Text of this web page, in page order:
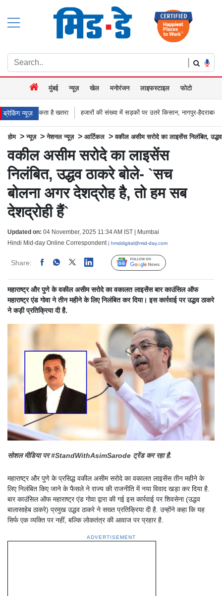
|
मुंबई न्यूज़ खेल मनोरंजन लाइफस्टाइल फोटो
ब्रेकिंग न्यूज़हजारों की संख्या में सड़कों पर उतरे किसान, नागपुर-हैदराबाद राजमार्ग किया जाम,
होम >न्यूज़ >नेशनल न्यूज़ > आर्टिकल >वकील असीम सरोदे का लाइसेंस निलंबित,
वकील असीम सरोदे का लाइसेंस
निलंबित, उद्धव ठाकरे बोले- `सच
बोलना अगर देशद्रोह है, तो हम सब
देशद्रोही हैं`
Updated on: 04 November, 2025 11:34 AM IST | Mumbai
Hindi Mid-day Online Correspondent | hmddigital@mid-day.com
Share: Linked Follow Us
महाराष्ट्र और पुणे के वकील असीम सरोदे का वकालत लाइसेंस बार काउंसिल ऑफ
महाराष्ट्र एंड गोवा ने तीन महीने के लिए निलंबित कर दिया। इस कार्रवाई पर उद्धव ठाकरे
ने कड़ी प्रतिक्रिया दी है.
सोशल मीडिया पर #StandWithAsimSarode ट्रेंड कर रहा है.
महाराष्ट्र और पुणे के प्रसिद्ध वकील असीम सरोदे का वकालत लाइसेंस तीन महीने के
लिए निलंबित किए जाने के फैसले ने राज्य की राजनीति में नया विवाद खड़ा कर दिया है.
बार काउंसिल ऑफ महाराष्ट्र एंड गोवा द्वारा की गई इस कार्रवाई पर शिवसेना (उद्धव
बालासाहेब ठाकरे) प्रमुख उद्धव ठाकरे ने सख्त प्रतिक्रिया दी है. उन्होंने कहा कि यह
सिर्फ एक व्यक्ति पर नहीं, बल्कि लोकतंत्र की आवाज पर प्रहार है.
ADVERTISEMENT